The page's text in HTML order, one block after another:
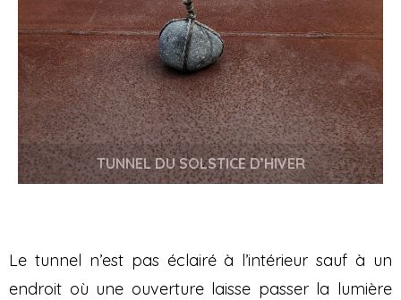
TUNNEL DU SOLSTICE D’HIVER
Le tunnel n’est pas éclairé à l’intérieur sauf à un
endroit où une ouverture laisse passer la lumière